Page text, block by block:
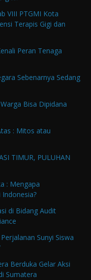
VIII PTGMI Kota
Terapis Gigi dan
Peran Tenaga
Sebenarnya Sedang
Bisa Dipidana
: Mitos atau
TIMUR, PULUHAN
: Mengapa
di Bidang Audit
Sunyi Siswa
Berduka Gelar Aksi
Sumatera